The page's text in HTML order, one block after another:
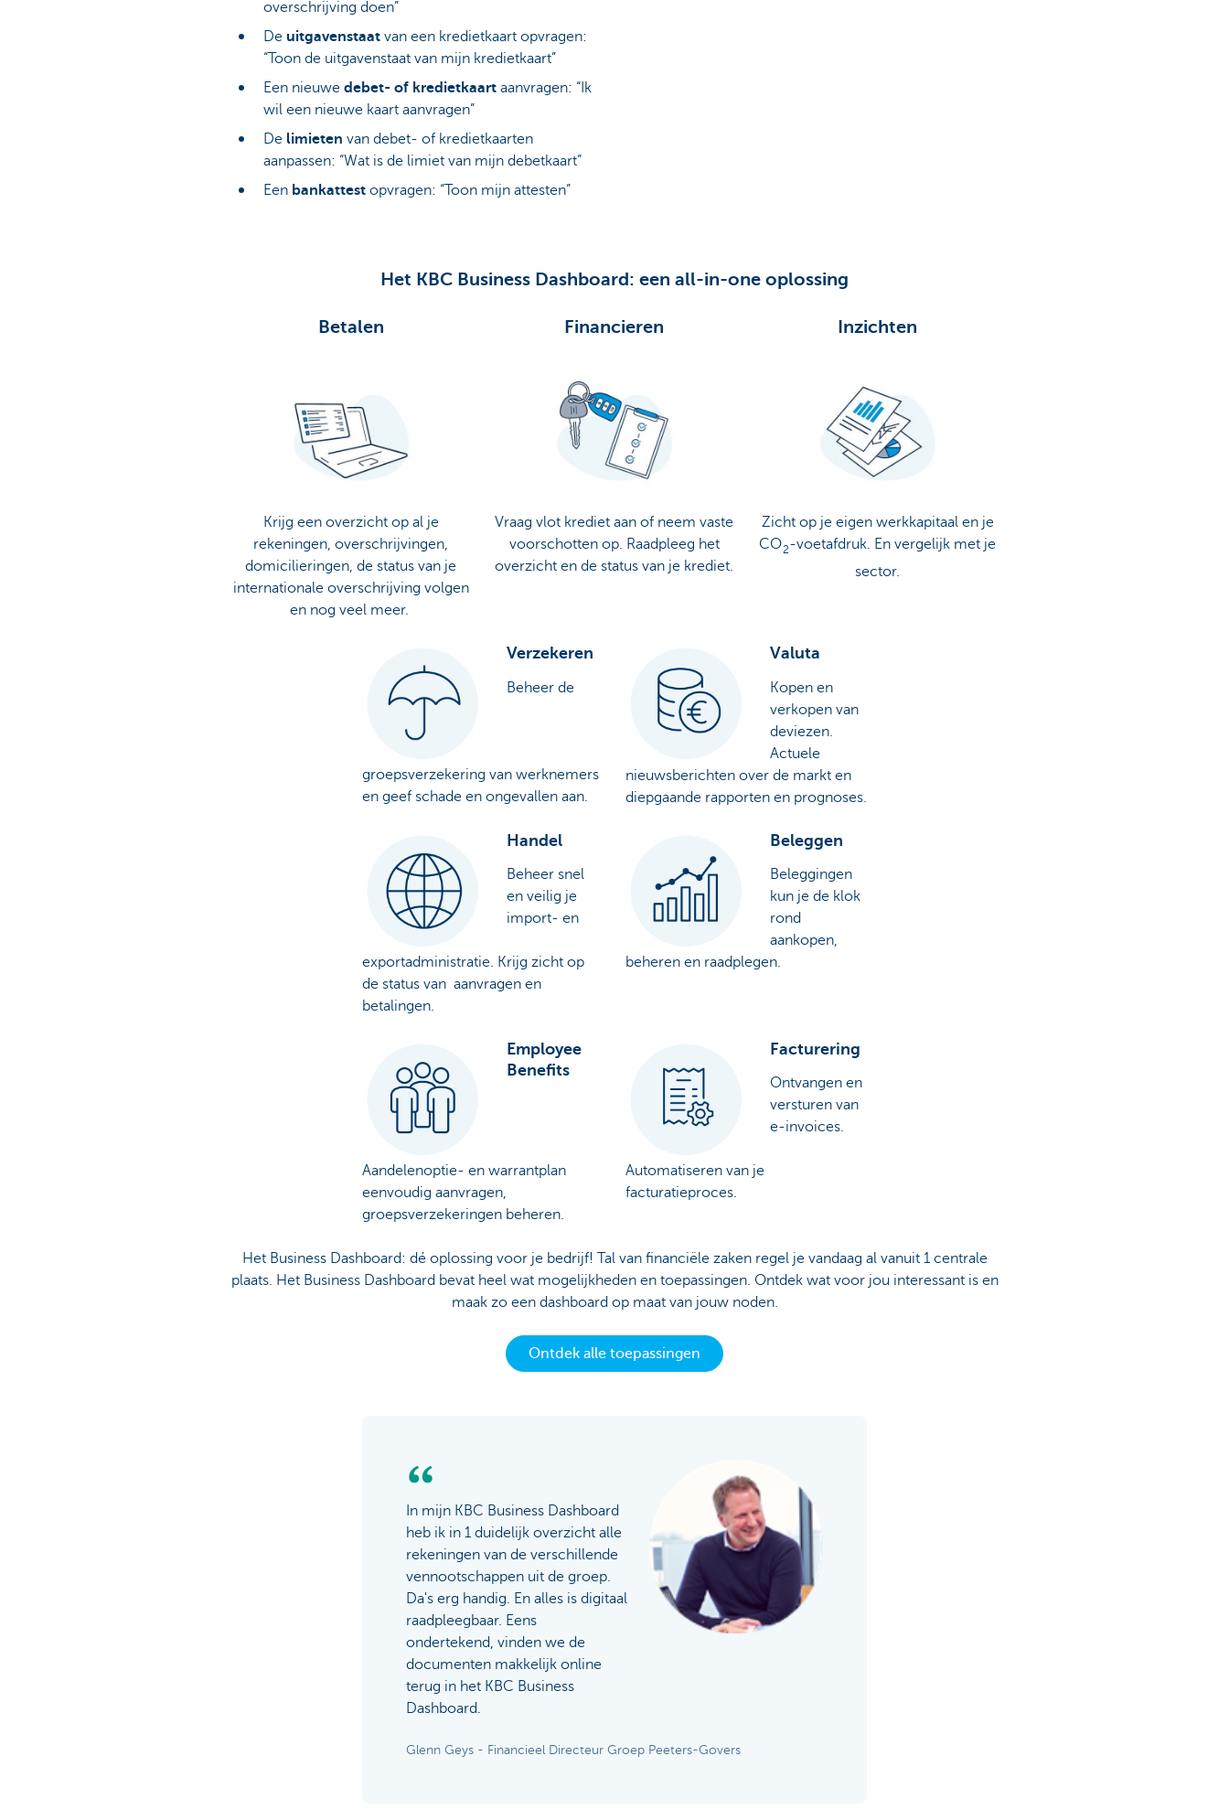
overschrijving doen”
De uitgavenstaat van een kredietkaart opvragen:
“Toon de uitgavenstaat van mijn kredietkaart”
Een nieuwe debet- of kredietkaart aanvragen: “Ik
wil een nieuwe kaart aanvragen”
De limieten van debet- of kredietkaarten
aanpassen: “Wat is de limiet van mijn debetkaart”
Een bankattest opvragen: “Toon mijn attesten”
Het KBC Business Dashboard: een all-in-one oplossing
Betalen
Krijg een overzicht op al je
rekeningen, overschrijvingen,
domicilieringen, de status van je
internationale overschrijving volgen
en nog veel meer.
Financieren
Vraag vlot krediet aan of neem vaste
voorschotten op. Raadpleeg het
overzicht en de status van je krediet.
Inzichten
Zicht op je eigen werkkapitaal en je
CO2-voetafdruk. En vergelijk met je
sector.
Verzekeren
Beheer de
groepsverzekering van werknemers
en geef schade en ongevallen aan.
Valuta
Kopen en
verkopen van
deviezen.
Actuele
nieuwsberichten over de markt en
diepgaande rapporten en prognoses.
Handel
Beheer snel
en veilig je
import- en
exportadministratie. Krijg zicht op
de status van aanvragen en
betalingen.
Beleggen
Beleggingen
kun je de klok
rond
aankopen,
beheren en raadplegen.
Employee
Benefits
Aandelenoptie- en warrantplan
eenvoudig aanvragen,
groepsverzekeringen beheren.
Facturering
Ontvangen en
versturen van
e-invoices.
Automatiseren van je
facturatieproces.
Het Business Dashboard: dé oplossing voor je bedrijf! Tal van financiële zaken regel je vandaag al vanuit 1 centrale
plaats. Het Business Dashboard bevat heel wat mogelijkheden en toepassingen. Ontdek wat voor jou interessant is en
maak zo een dashboard op maat van jouw noden.
Ontdek alle toepassingen
In mijn KBC Business Dashboard
heb ik in 1 duidelijk overzicht alle
rekeningen van de verschillende
vennootschappen uit de groep.
Da's erg handig. En alles is digitaal
raadpleegbaar. Eens
ondertekend, vinden we de
documenten makkelijk online
terug in het KBC Business
Dashboard.
Glenn Geys - Financieel Directeur Groep Peeters-Govers